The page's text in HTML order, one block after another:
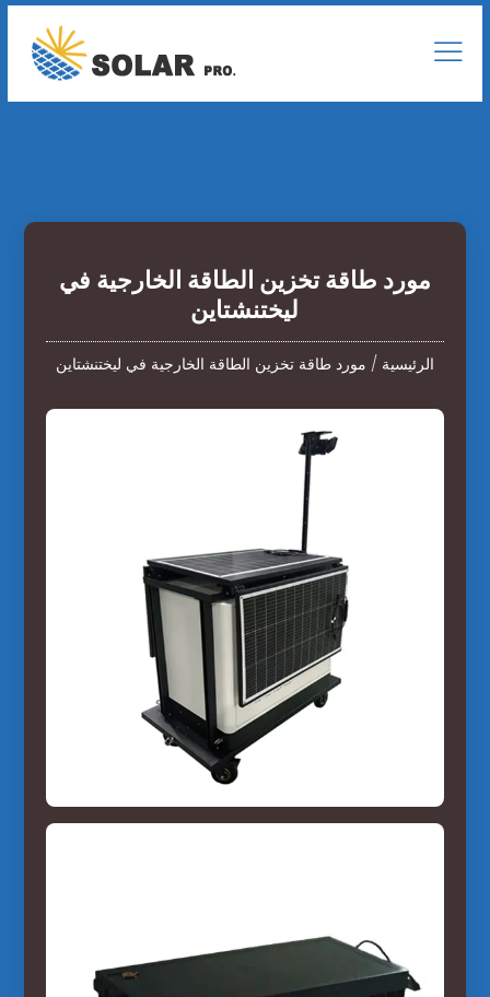
مورد طاقة تخزين الطاقة الخارجية في
ليختنشتاين
الرئيسية / مورد طاقة تخزين الطاقة الخارجية في ليختنشتاين